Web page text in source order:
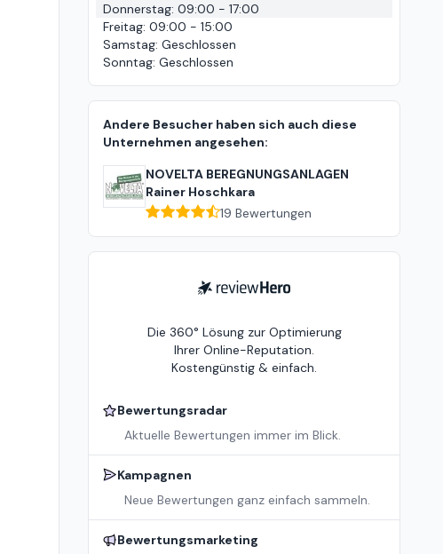
Donnerstag: 09:00 - 17:00
Freitag: 09:00 - 15:00
Samstag: Geschlossen
Sonntag: Geschlossen
Andere Besucher haben sich auch diese
Unternehmen angesehen:
NOVELTA BEREGNUNGSANLAGEN
Rainer Hoschkara
19 Bewertungen
ReviewHero
Die 360° Lösung zur Optimierung
Ihrer Online-Reputation.
Kostengünstig & einfach.
Bewertungsradar
Aktuelle Bewertungen immer im Blick.
Kampagnen
Neue Bewertungen ganz einfach sammeln.
Bewertungsmarketing